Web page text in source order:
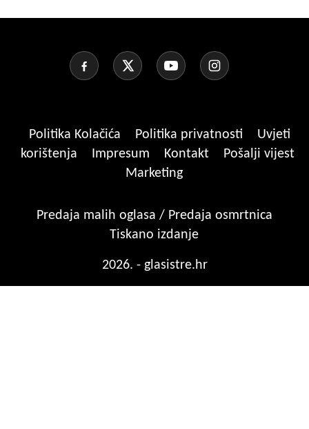
Politika Kolačića Politika privatnosti
Uvjeti
korištenja
Impresum Kontakt
Pošalji vijest
Marketing
Predaja malih oglasa / Predaja osmrtnica
Tiskano izdanje
2026. - glasistre.hr